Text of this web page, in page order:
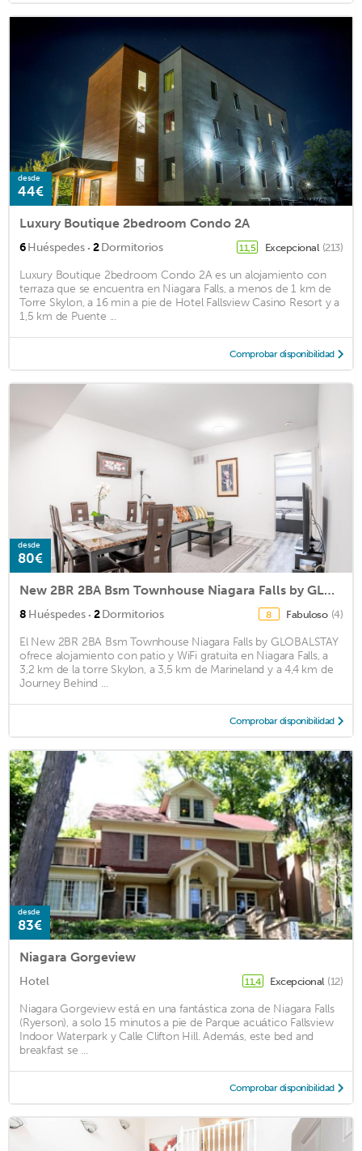
desde
44€
Luxury Boutique 2bedroom Condo 2A
6Huéspedes · 2Dormitorios 11,5 Excepcional (213)
Luxury Boutique 2bedroom Condo 2A es un alojamiento con
terraza que se encuentra en Niagara Falls, a menos de 1 km de
Torre Skylon, a 16 min a pie de Hotel Fallsview Casino Resort y a
1,5 km de Puente ...
Comprobar disponibilidad
desde
80€
New 2BR 2BA Bsm Townhouse Niagara Falls by GLOBALSTAY
8 Huéspedes · 2Dormitorios 8 Fabuloso (4)
El New 2BR 2BA Bsm Townhouse Niagara Falls by GLOBALSTAY
ofrece alojamiento con patio y WiFi gratuita en Niagara Falls, a
3,2 km de la torre Skylon, a 3,5 km de Marineland y a 4,4 km de
Journey Behind ...
Comprobar disponibilidad
desde
83€
Niagara Gorgeview
Hotel 11,4 Excepcional (12)
Niagara Gorgeview está en una fantástica zona de Niagara Falls
(Ryerson), a solo 15 minutos a pie de Parque acuático Fallsview
Indoor Waterpark y Calle Clifton Hill. Además, este bed and
breakfast se ...
Comprobar disponibilidad